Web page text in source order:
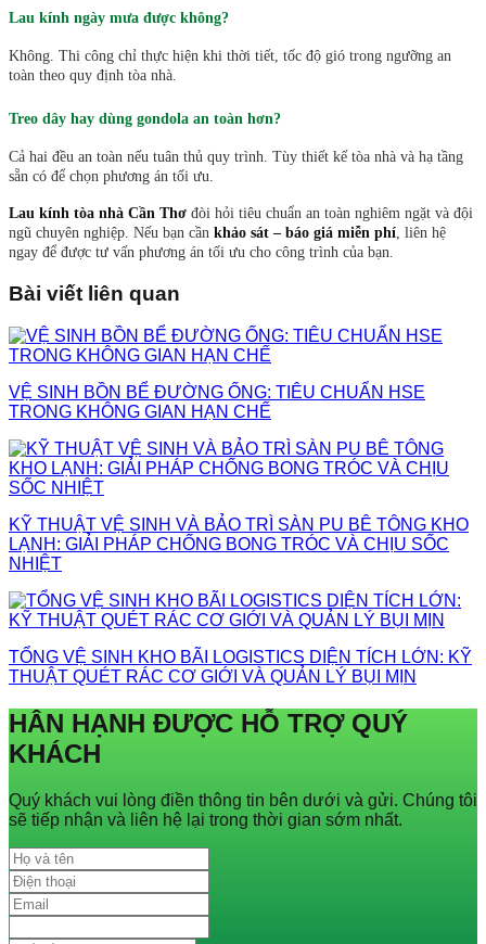
Lau kính ngày mưa được không?
Không. Thi công chỉ thực hiện khi thời tiết, tốc độ gió trong ngưỡng an
toàn theo quy định tòa nhà.
Treo dây hay dùng gondola an toàn hơn?
Cả hai đều an toàn nếu tuân thủ quy trình. Tùy thiết kế tòa nhà và hạ tầng
sẵn có để chọn phương án tối ưu.
Lau kính tòa nhà Cần Thơ đòi hỏi tiêu chuẩn an toàn nghiêm ngặt và đội
ngũ chuyên nghiệp. Nếu bạn cần khảo sát – báo giá miễn phí, liên hệ
ngay để được tư vấn phương án tối ưu cho công trình của bạn.
Bài viết liên quan
VỆ SINH BỒN BỂ ĐƯỜNG ỐNG: TIÊU CHUẨN HSE
TRONG KHÔNG GIAN HẠN CHẾ
KỸ THUẬT VỆ SINH VÀ BẢO TRÌ SÀN PU BÊ TÔNG KHO
LẠNH: GIẢI PHÁP CHỐNG BONG TRÓC VÀ CHỊU SỐC
NHIỆT
TỔNG VỆ SINH KHO BÃI LOGISTICS DIỆN TÍCH LỚN: KỸ
THUẬT QUÉT RÁC CƠ GIỚI VÀ QUẢN LÝ BỤI MỊN
HÂN HẠNH ĐƯỢC HỖ TRỢ QUÝ
KHÁCH
Quý khách vui lòng điền thông tin bên dưới và gửi. Chúng tôi
sẽ tiếp nhận và liên hệ lại trong thời gian sớm nhất.